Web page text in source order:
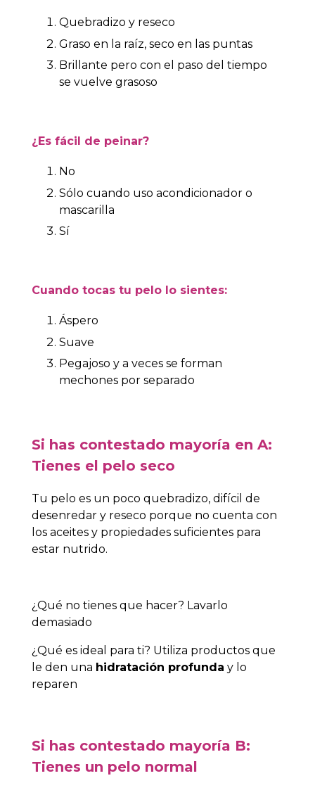
Quebradizo y reseco
Graso en la raíz, seco en las puntas
Brillante pero con el paso del tiempo
se vuelve grasoso
¿Es fácil de peinar?
No
Sólo cuando uso acondicionador o
mascarilla
Sí
Cuando tocas tu pelo lo sientes:
Áspero
Suave
Pegajoso y a veces se forman
mechones por separado
Si has contestado mayoría en A:
Tienes el pelo seco
Tu pelo es un poco quebradizo, difícil de
desenredar y reseco porque no cuenta con
los aceites y propiedades suficientes para
estar nutrido.
¿Qué no tienes que hacer? Lavarlo
demasiado
¿Qué es ideal para ti? Utiliza productos que
le den una hidratación profunda y lo
reparen
Si has contestado mayoría B:
Tienes un pelo normal